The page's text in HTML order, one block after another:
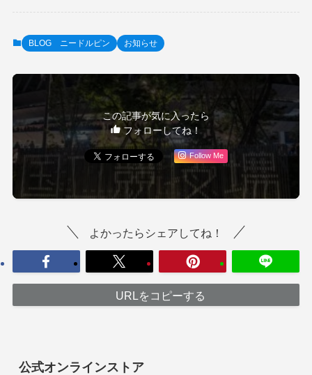
BLOG ニードルピン お知らせ
この記事が気に入ったら
フォローしてね！
Follow Me
よかったらシェアしてね！
URLをコピーする
公式オンラインストア